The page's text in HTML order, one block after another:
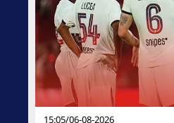
15:05/06-08-2026